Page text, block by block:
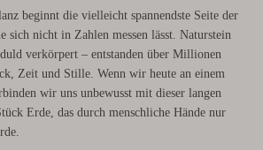
beginnt die vielleicht spannendste Seite der
sich nicht in Zahlen messen lässt. Naturstein
verkörpert – entstanden über Millionen
Zeit und Stille. Wenn wir heute an einem
wir uns unbewusst mit dieser langen
Erde, das durch menschliche Hände nur